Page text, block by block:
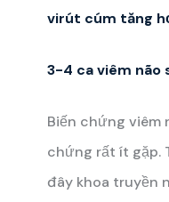
virút cúm tăng
3-4 ca viêm não
Biến chứng viêm
chứng rất ít gặp.
đây khoa truyền